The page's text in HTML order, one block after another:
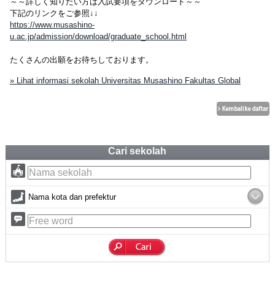
下記のリンクをご参照↓↓
https://www.musashino-
u.ac.jp/admission/download/graduate_school.html
たくさんの出願をお待ちしております。
» Lihat informasi sekolah Universitas Musashino Fakultas Global
Cari sekolah
Nama kota dan prefektur